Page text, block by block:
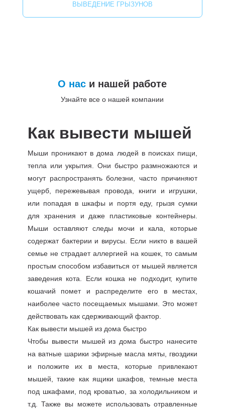
ВЫВЕДЕНИЕ ГРЫЗУНОВ
О нас и нашей работе
Узнайте все о нашей компании
Как вывести мышей
Мыши проникают в дома людей в поисках пищи,
тепла или укрытия. Они быстро размножаются и
могут распространять болезни, часто причиняют
ущерб, пережевывая провода, книги и игрушки,
или попадая в шкафы и портя еду, грызя сумки
для хранения и даже пластиковые контейнеры.
Мыши оставляют следы мочи и кала, которые
содержат бактерии и вирусы. Если никто в вашей
семье не страдает аллергией на кошек, то самым
простым способом избавиться от мышей является
заведения кота. Если кошка не подходит, купите
кошачий помет и распределите его в местах,
наиболее часто посещаемых мышами. Это может
действовать как сдерживающий фактор.
Как вывести мышей из дома быстро
Чтобы вывести мышей из дома быстро нанесите
на ватные шарики эфирные масла мяты, гвоздики
и положите их в места, которые привлекают
мышей, такие как ящики шкафов, темные места
под шкафами, под кроватью, за холодильником и
т.д. Также вы можете использовать отравленные